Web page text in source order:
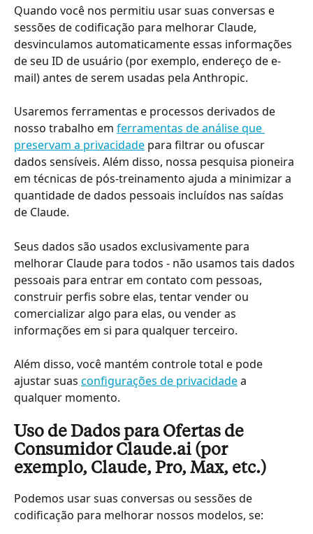
Quando você nos permitiu usar suas conversas e
sessões de codificação para melhorar Claude,
desvinculamos automaticamente essas informações
de seu ID de usuário (por exemplo, endereço de e-
mail) antes de serem usadas pela Anthropic.
Usaremos ferramentas e processos derivados de
nosso trabalho em ferramentas de análise que
preservam a privacidade para filtrar ou ofuscar
dados sensíveis. Além disso, nossa pesquisa pioneira
em técnicas de pós-treinamento ajuda a minimizar a
quantidade de dados pessoais incluídos nas saídas
de Claude.
Seus dados são usados exclusivamente para
melhorar Claude para todos - não usamos tais dados
pessoais para entrar em contato com pessoas,
construir perfis sobre elas, tentar vender ou
comercializar algo para elas, ou vender as
informações em si para qualquer terceiro.
Além disso, você mantém controle total e pode
ajustar suas configurações de privacidade a
qualquer momento.
Uso de Dados para Ofertas de
Consumidor Claude.ai (por
exemplo, Claude, Pro, Max, etc.)
Podemos usar suas conversas ou sessões de
codificação para melhorar nossos modelos, se: